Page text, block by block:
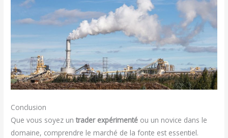
Conclusion
Que vous soyez untrader expérimenté ou un novice dans le
domaine, comprendre le marché de la fonte est essentiel.